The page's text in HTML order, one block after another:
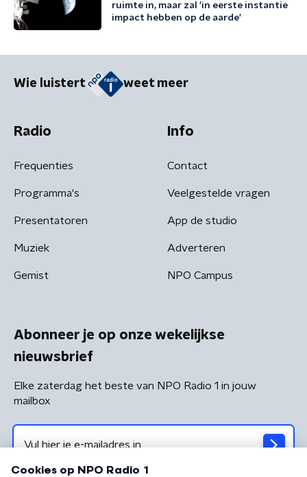
ruimte in, maar zal 'in eerste instantie
impact hebben op de aarde'
Wie luistert weet meer
Radio
Frequenties
Programma's
Presentatoren
Muziek
Gemist
Info
Contact
Veelgestelde vragen
App de studio
Adverteren
NPO Campus
Abonneer je op onze wekelijkse
nieuwsbrief
Elke zaterdag het beste van NPO Radio 1 in jouw
mailbox